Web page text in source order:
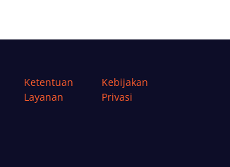
Ketentuan
Layanan
Kebijakan
Privasi